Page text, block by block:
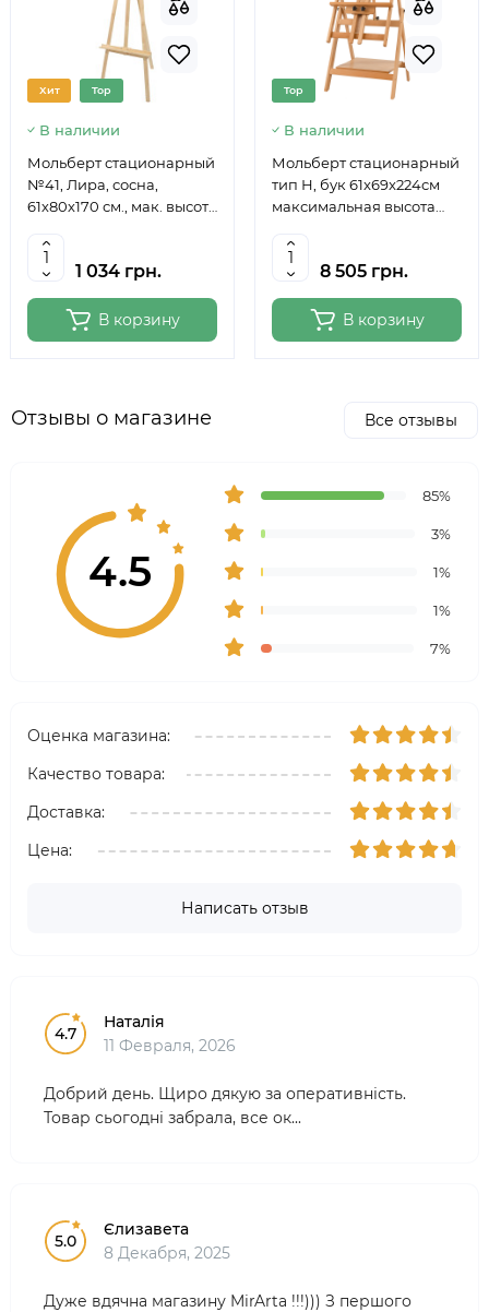
Хит Top
В наличии
Мольберт стационарный
№41, Лира, сосна,
61х80х170 см., мак. высота
Studio
1 034 грн.
В корзину
Top
В наличии
Мольберт стационарный
тип Н, бук 61x69x224см
максимальная высота
6059
8 505 грн.
В корзину
Отзывы о магазине Все отзывы
4.5
85%
3%
1%
1%
7%
Оценка магазина:
Качество товара:
Доставка:
Цена:
Написать отзыв
4.7
Наталія
11 Февраля, 2026
Добрий день. Щиро дякую за оперативність.
Товар сьогодні забрала, все ок...
5.0
Єлизавета
8 Декабря, 2025
Дуже вдячна магазину MirArta !!!))) З першого